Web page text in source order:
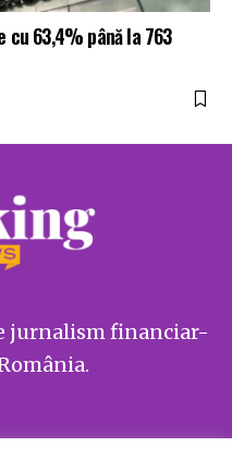
cu 63,4% până la 763
jurnalism financiar-